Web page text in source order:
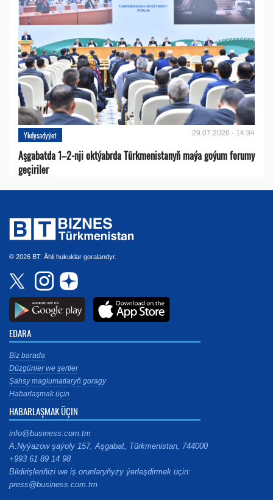
Ykdysadyýet 29.07.2026 - 14:34
Aşgabatda 1–2-nji oktýabrda Türkmenistanyň maýa goýum forumy
geçiriler
© 2026 BT. Ähli hukuklar goralandyr.
EDARA
Biz barada
Düzgünler we şertler
Şahsy maglumatlaryň goragy
Habarlaşmak üçin
HABARLAŞMAK ÜÇIN
info@business.com.tm
A.Nyýazow şaýoly 157, Aşgabat, Türkmenistan, 744000
+993 61 89 14 98
Bildirişleriňizi we iş orunlaryňyzy ýerleşdirmek üçin:
press@business.com.tm